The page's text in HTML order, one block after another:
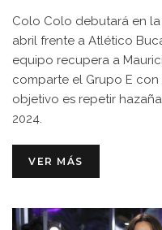
Colo Colo debutará en
abril frente a Atlético
equipo recupera a
comparte el Grupo E
objetivo es repetir
2024.
VER MÁS